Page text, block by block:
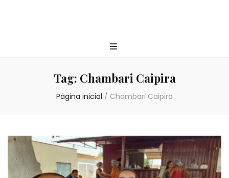
Tag: Chambari Caipira
Página inicial / Chambari Caipira